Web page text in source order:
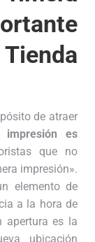
de atraer
impresión es
que no
impresión».
elemento de
a la hora de
apertura es la
ubicación